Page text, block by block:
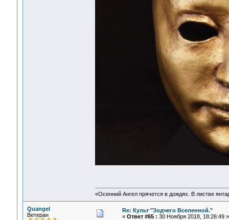
«Осенний Ангел прячется в дождях. В листве
Quangel
Ветеран
Re: Культ "Зодчего Вселенной."
« Ответ #65 : 30 Ноября 2018, 18:26:49 »